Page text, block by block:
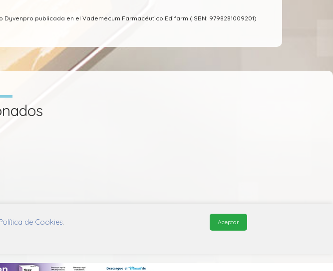
publicada en el Vademecum Farmacéutico Edifarm (ISBN: 9798281009201)
de Cookies. Aceptar